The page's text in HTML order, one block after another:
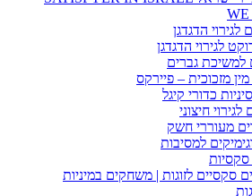
לגירוי הדגדגן
לגירוי הדגדגן
למשיכת גברים
מין מזכוכית – פיירקס
כדורי קיגל
חיצוני
מעוררי חשק
למסיבות
סקסיים לזוגות | משחקים במיניות